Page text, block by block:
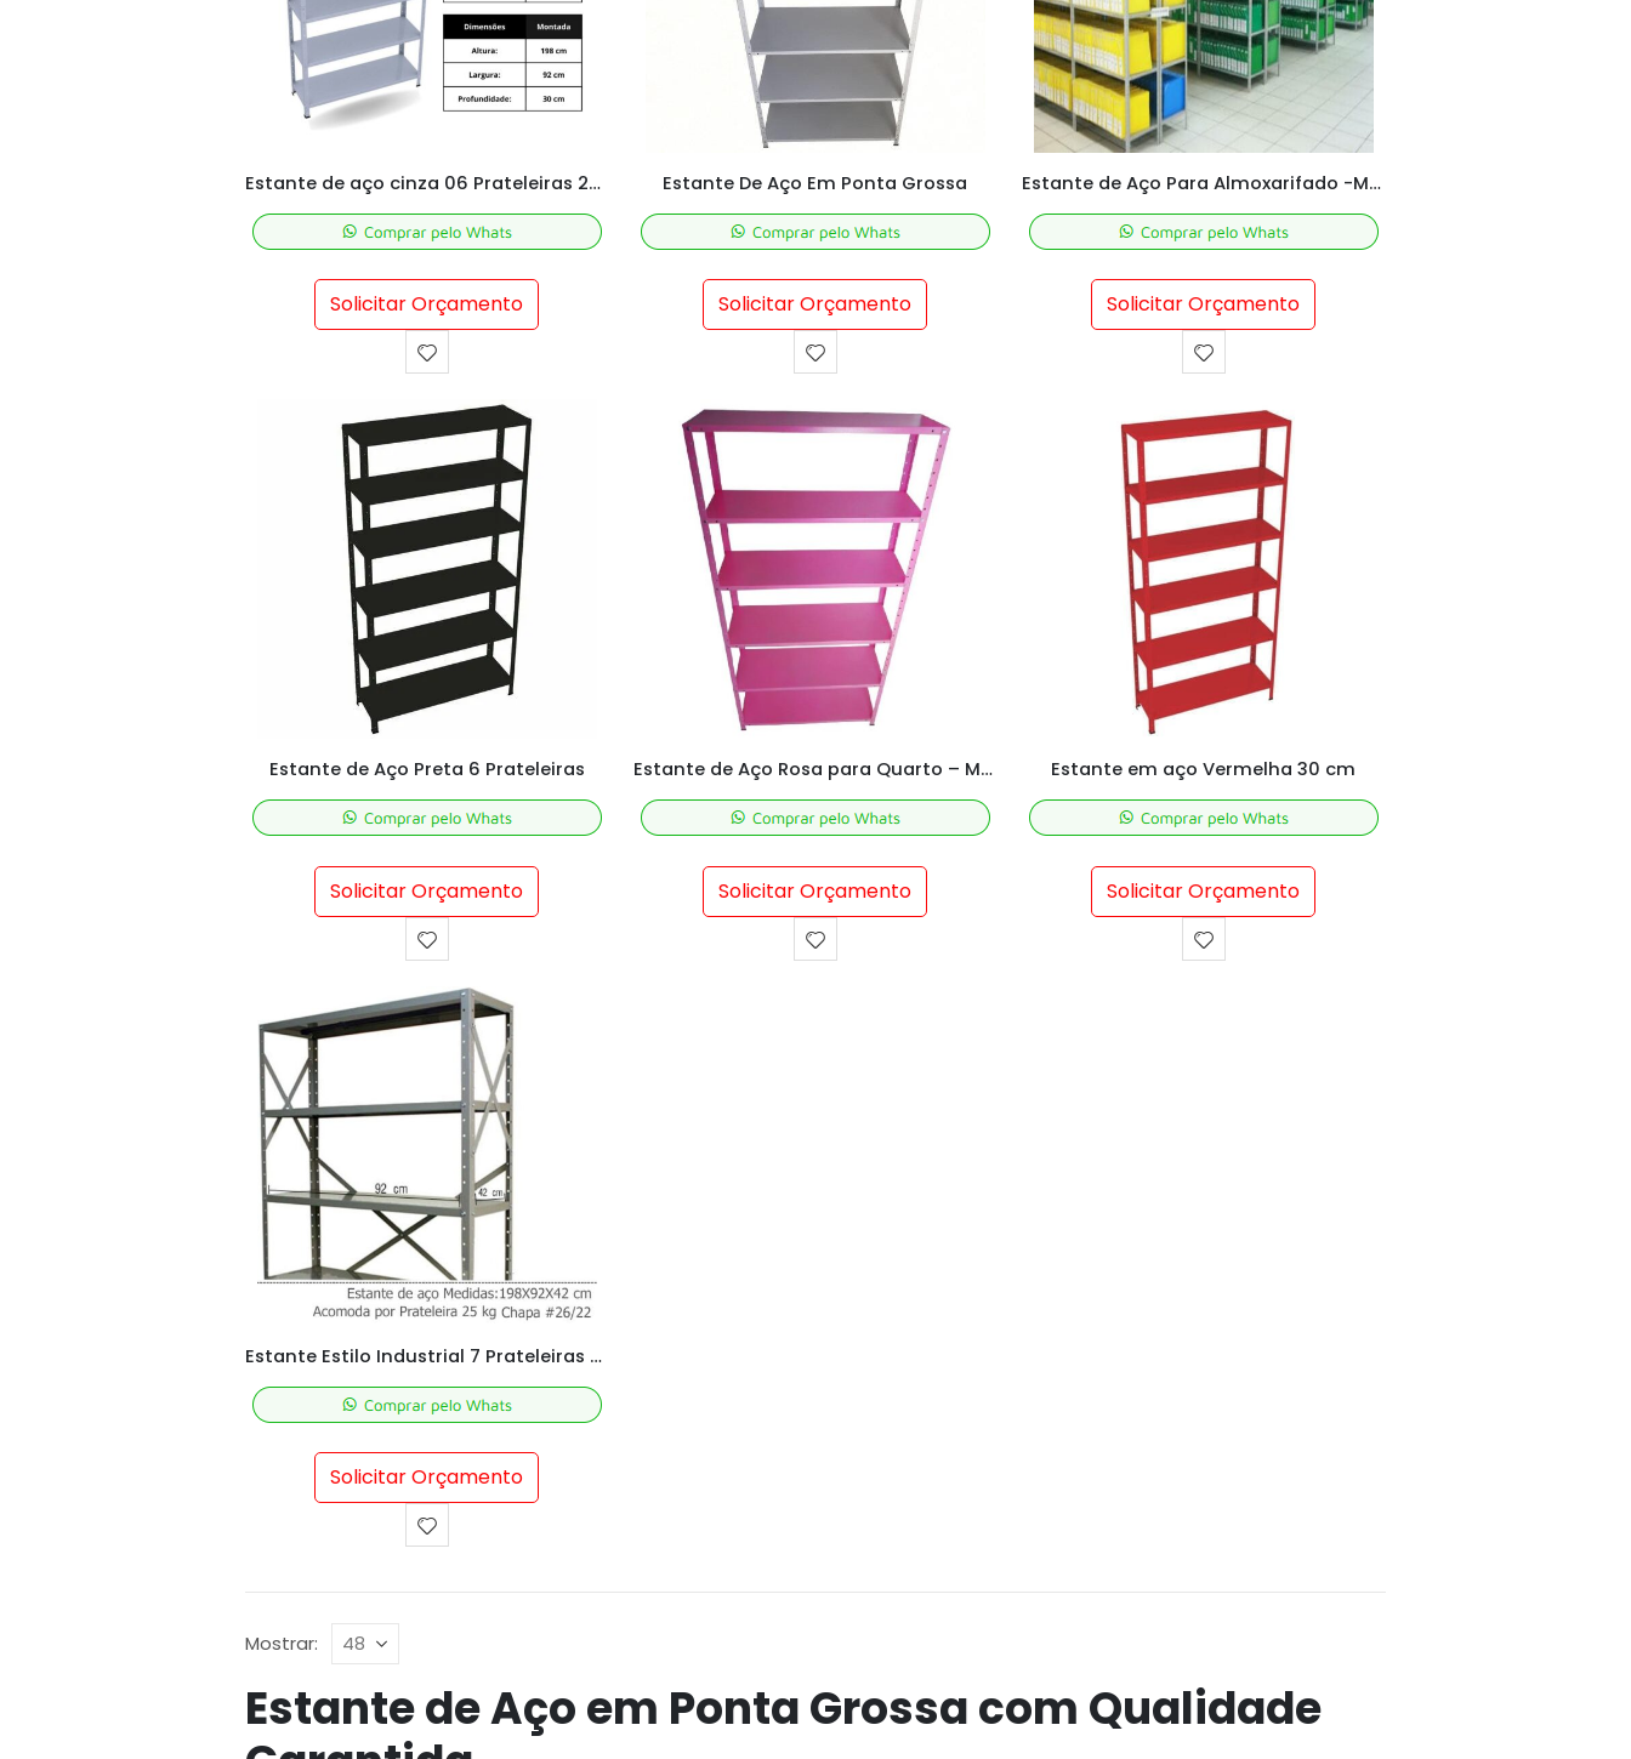
Estante de aço cinza 06 Prateleiras 20 kg por prateleira
Solicitar Orçamento
Estante De Aço Em Ponta Grossa
Solicitar Orçamento
Estante de Aço Para Almoxarifado -M198X92X55 cm
Solicitar Orçamento
Estante de Aço Preta 6 Prateleiras
Solicitar Orçamento
Estante de Aço Rosa para Quarto – M198X92X30 cm
Solicitar Orçamento
Estante em aço Vermelha 30 cm
Solicitar Orçamento
Estante Estilo Industrial 7 Prateleiras -M198x92x42 cm Com Reforço X
Solicitar Orçamento
Mostrar:
Estante de Aço em Ponta Grossa com Qualidade